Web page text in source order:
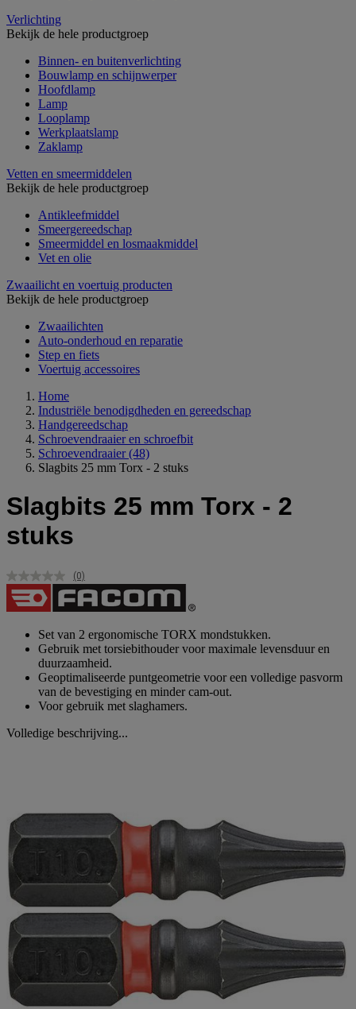
Verlichting
Bekijk de hele productgroep
Binnen- en buitenverlichting
Bouwlamp en schijnwerper
Hoofdlamp
Lamp
Looplamp
Werkplaatslamp
Zaklamp
Vetten en smeermiddelen
Bekijk de hele productgroep
Antikleefmiddel
Smeergereedschap
Smeermiddel en losmaakmiddel
Vet en olie
Zwaailicht en voertuig producten
Bekijk de hele productgroep
Zwaailichten
Auto-onderhoud en reparatie
Step en fiets
Voertuig accessoires
Home
Industriële benodigdheden en gereedschap
Handgereedschap
Schroevendraaier en schroefbit
Schroevendraaier (48)
Slagbits 25 mm Torx - 2 stuks
Slagbits 25 mm Torx - 2
stuks
Geen
scorewaarde.
Dezelfde
(0)
Set van 2 ergonomische TORX mondstukken.
Gebruik met torsiebithouder voor maximale levensduur en
duurzaamheid.
Geoptimaliseerde puntgeometrie voor een volledige pasvorm
van de bevestiging en minder cam-out.
Voor gebruik met slaghamers.
Volledige beschrijving...